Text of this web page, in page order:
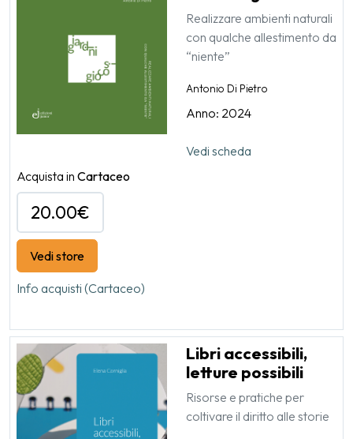
Realizzare ambienti naturali
con qualche allestimento da
“niente”
Antonio Di Pietro
Anno: 2024
Vedi scheda
Acquista in Cartaceo
20.00€
Vedi store
Info acquisti (Cartaceo)
Libri accessibili,
letture possibili
Risorse e pratiche per
coltivare il diritto alle storie